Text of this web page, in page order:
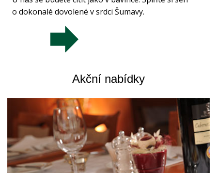
o dokonalé dovolené v srdci Šumavy.
Akční nabídky